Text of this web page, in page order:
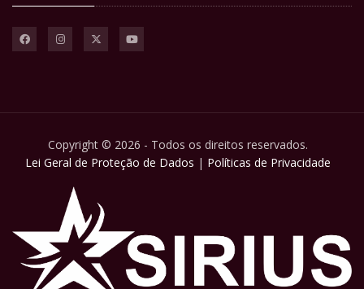
Copyright © 2026 - Todos os direitos reservados.
Lei Geral de Proteção de Dados | Políticas de Privacidade